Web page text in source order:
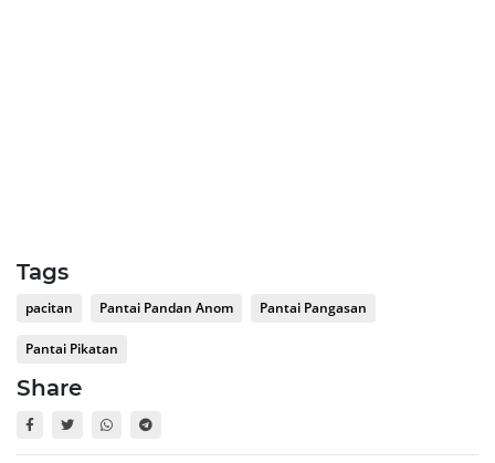
Tags
pacitan Pantai Pandan Anom Pantai Pangasan
Pantai Pikatan
Share